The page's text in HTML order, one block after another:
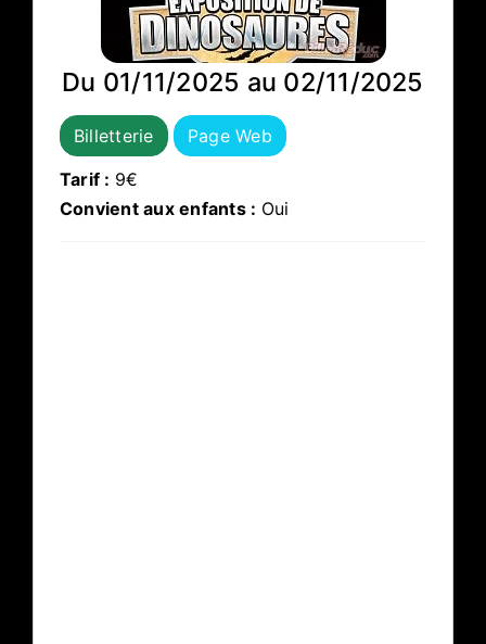
Du 01/11/2025 au 02/11/2025
Billetterie
Page Web
Tarif : 9€
Convient aux enfants : Oui